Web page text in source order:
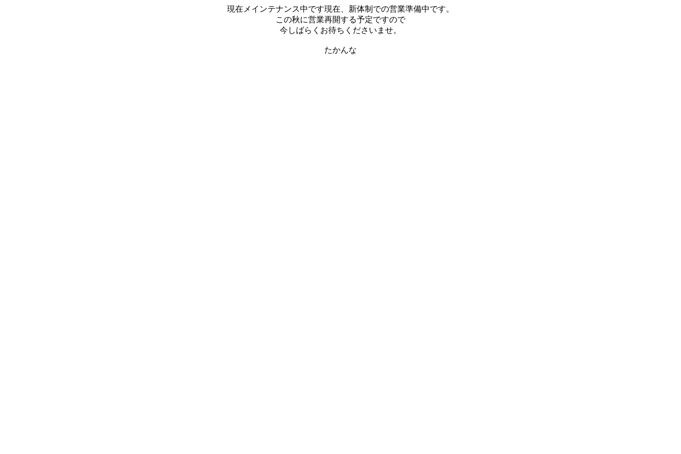
現在メインテナンス中です現在、新体制での営業準備中です。
この秋に営業再開する予定ですので
今しばらくお待ちくださいませ。
たかんな